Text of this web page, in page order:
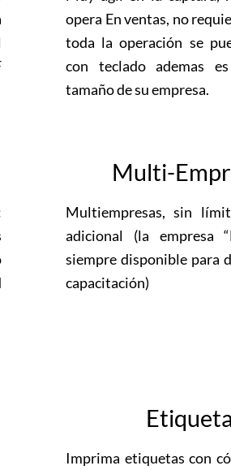
opera En ventas, no
toda la operación se
con teclado ademas
tamaño de su empresa.
Multi-
Multiempresas, sin
adicional (la empresa
siempre disponible para
capacitación)
Imprima etiquetas con